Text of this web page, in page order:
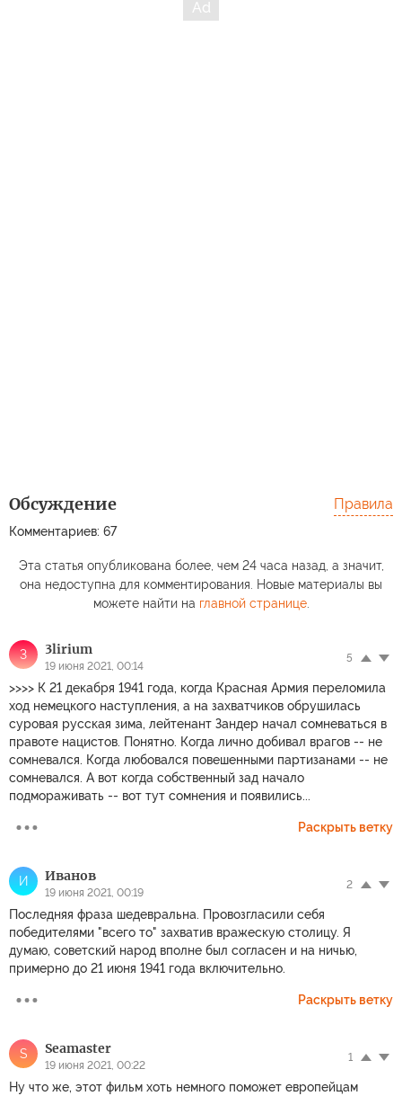
Обсуждение
Комментариев: 67
Правила
Эта статья опубликована более, чем 24 часа назад, а значит,
она недоступна для комментирования. Новые материалы вы
можете найти на главной странице.
3 3lirium
19 июня 2021, 00:14
5
>>>> К 21 декабря 1941 года, когда Красная Армия переломила
ход немецкого наступления, а на захватчиков обрушилась
суровая русская зима, лейтенант Зандер начал сомневаться в
правоте нацистов. Понятно. Когда лично добивал врагов -- не
сомневался. Когда любовался повешенными партизанами -- не
сомневался. А вот когда собственный зад начало
подмораживать -- вот тут сомнения и появились...
Раскрыть ветку
И Иванов
19 июня 2021, 00:19
2
Последняя фраза шедевральна. Провозгласили себя
победителями "всего то" захватив вражескую столицу. Я
думаю, советский народ вполне был согласен и на ничью,
примерно до 21 июня 1941 года включительно.
Раскрыть ветку
S Seamaster
19 июня 2021, 00:22
1
Ну что же, этот фильм хоть немного поможет европейцам